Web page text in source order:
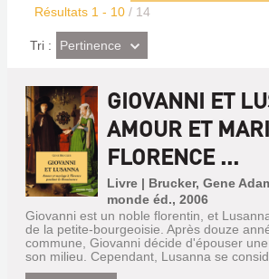
Résultats 1 - 10 / 14
Tri : (Effet
imédiat)
Pertinence
GIOVANNI ET
AMOUR ET
FLORENCE ...
Livre | Brucker, Gene
monde éd., 2006
Giovanni est un noble florentin, et
de la petite-bourgeoisie. Après douze
commune, Giovanni décide d'épouser
son milieu. Cependant, Lusanna se